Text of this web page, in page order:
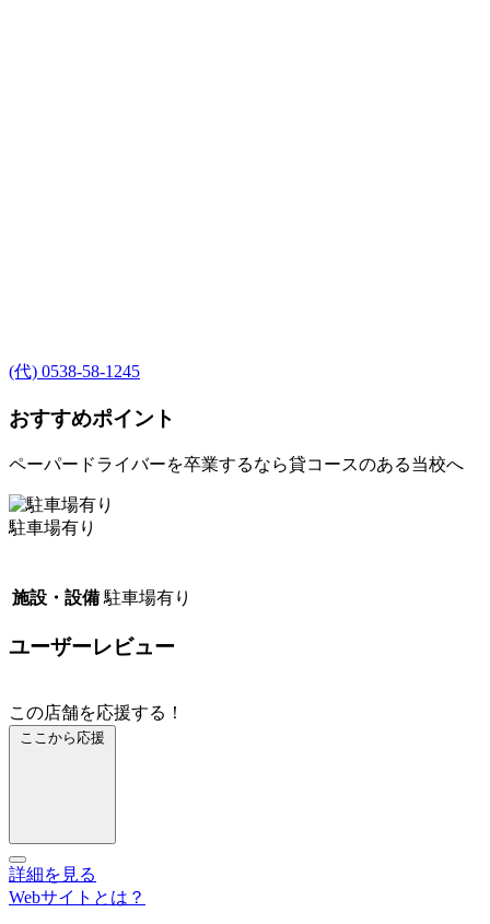
(代) 0538-58-1245
おすすめポイント
ペーパードライバーを卒業するなら貸コースのある当校へ
駐車場有り
施設・設備 駐車場有り
ユーザーレビュー
この店舗を応援する！
ここから応援
詳細を見る
Webサイトとは？